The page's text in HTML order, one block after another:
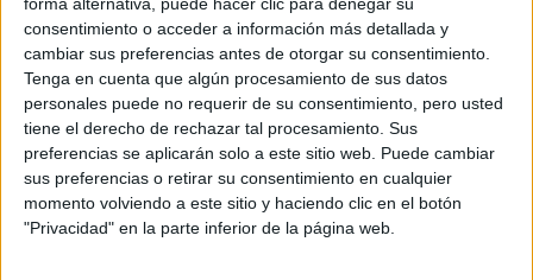
consentimiento o acceder a información más detallada y
cambiar sus preferencias antes de otorgar su consentimiento.
Tenga en cuenta que algún procesamiento de sus datos
personales puede no requerir de su consentimiento, pero usted
tiene el derecho de rechazar tal procesamiento. Sus
preferencias se aplicarán solo a este sitio web. Puede cambiar
sus preferencias o retirar su consentimiento en cualquier
momento volviendo a este sitio y haciendo clic en el botón
"Privacidad" en la parte inferior de la página web.
Automoción
IES Almina
Ceuta Grado Superior Público
MODALIDADPresencial